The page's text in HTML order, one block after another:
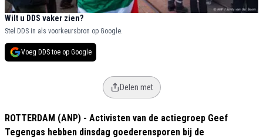
Wilt u DDS vaker zien?
Stel DDS in als voorkeursbron op Google.
Voeg DDS toe op Google
Delen met
ROTTERDAM (ANP) - Activisten van de actiegroep Geef
Tegengas hebben dinsdag goederensporen bij de